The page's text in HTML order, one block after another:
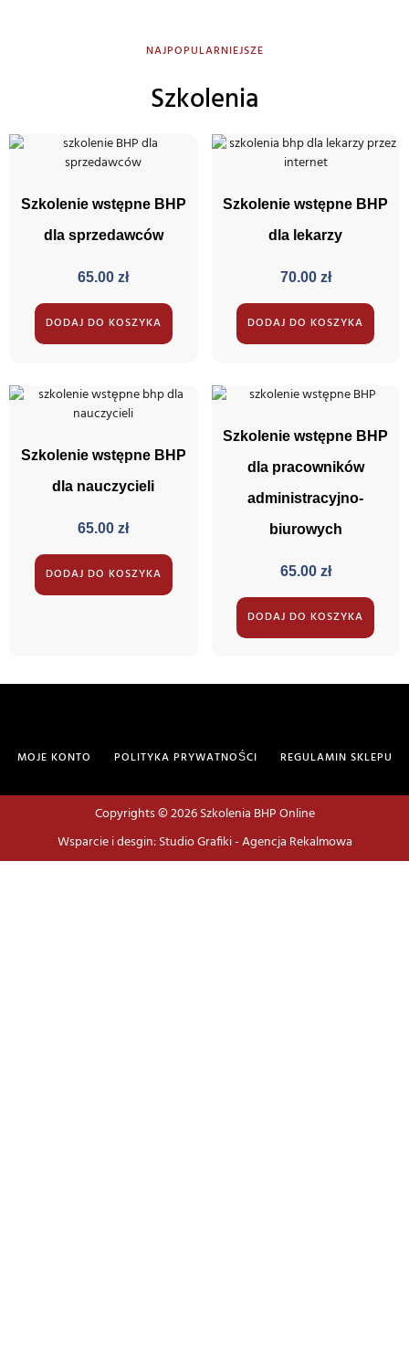
NAJPOPULARNIEJSZE
Szkolenia
Szkolenie wstępne BHP
dla sprzedawców
65.00zł
DODAJ DO KOSZYKA
Szkolenie wstępne BHP
dla lekarzy
70.00 zł
DODAJ DO KOSZYKA
Szkolenie wstępne BHP
dla nauczycieli
65.00zł
DODAJ DO KOSZYKA
Szkolenie wstępne BHP
dla pracowników
administracyjno-
biurowych
65.00 zł
DODAJ DO KOSZYKA
MOJE KONTO POLITYKA PRYWATNOŚCI REGULAMIN SKLEPU
Copyrights © 2026 Szkolenia BHP Online
Wsparcie i desgin: Studio Grafiki - Agencja Rekalmowa